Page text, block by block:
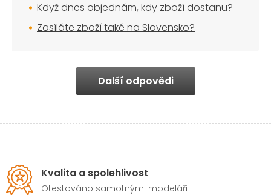
Když dnes objednám, kdy zboží dostanu?
Zasíláte zboží také na Slovensko?
Další odpovědi
Kvalita a spolehlivost
Otestováno samotnými modeláři